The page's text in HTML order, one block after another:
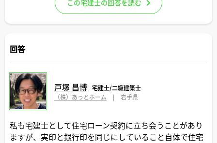
この宅建士の回答を読む
回答
戸塚 昌博 宅建士/二級建築士
（株）あっとホーム
| 岩手県
私も宅建士として住宅ローン契約に立ち会うことがあり
ますが、実印と銀行印を同じにしていること自体で住宅